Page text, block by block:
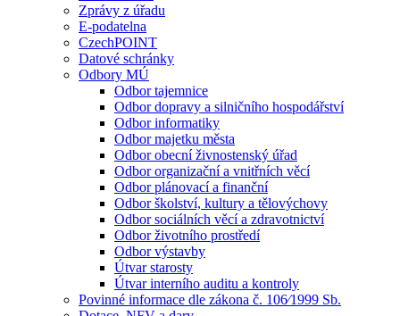
Zprávy z úřadu
E-podatelna
CzechPOINT
Datové schránky
Odbory MÚ
Odbor tajemnice
Odbor dopravy a silničního hospodářství
Odbor informatiky
Odbor majetku města
Odbor obecní živnostenský úřad
Odbor organizační a vnitřních věcí
Odbor plánovací a finanční
Odbor školství, kultury a tělovýchovy
Odbor sociálních věcí a zdravotnictví
Odbor životního prostředí
Odbor výstavby
Útvar starosty
Útvar interního auditu a kontroly
Povinné informace dle zákona č. 106⁄1999 Sb.